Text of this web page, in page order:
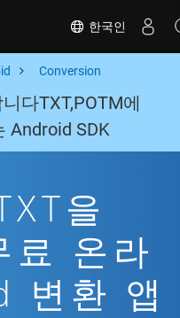
한국인
Conversion
다TXT,POTM에
Android SDK
을
료 온라
변환 앱